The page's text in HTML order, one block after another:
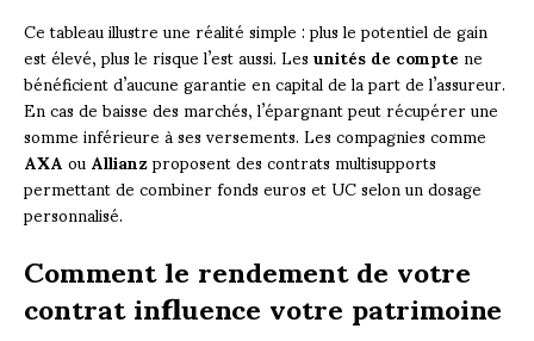
Ce tableau illustre une réalité simple : plus le potentiel de gain
est élevé, plus le risque l’est aussi. Lesunités de comptene
bénéficient d’aucune garantie en capital de la part de l’assureur.
En cas de baisse des marchés, l’épargnant peut récupérer une
somme inférieure à ses versements. Les compagnies comme
AXAouAllianzproposent des contrats multisupports
permettant de combiner fonds euros et UC selon un dosage
personnalisé.
Comment le rendement de votre
contrat influence votre patrimoine